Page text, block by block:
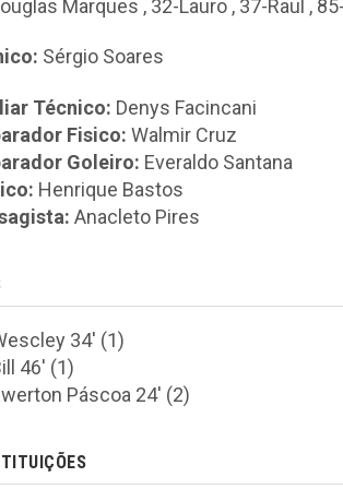
Marques , 32-Lauro , 37-Raul ,
Sérgio Soares
Técnico: Denys Facincani
Fisico: Walmir Cruz
Goleiro: Everaldo Santana
Henrique Bastos
Anacleto Pires
34' (1)
46' (1)
Páscoa 24' (2)